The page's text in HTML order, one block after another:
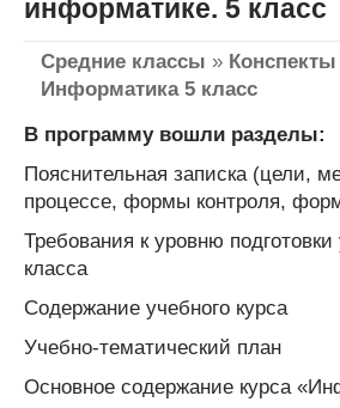
информатике. 5 класс
Средние классы »
Информатика 5 класс
В программу вошли разделы:
Пояснительная записка (цели,
процессе, формы контроля,
Требования к уровню
класса
Содержание учебного курса
Учебно-тематический план
Основное содержание курса